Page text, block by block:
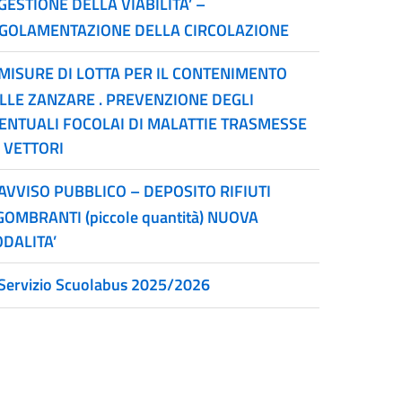
DELLA CIRCOLAZIONE
DI LOTTA PER IL CONTENIMENTO
ZANZARE . PREVENZIONE DEGLI
FOCOLAI DI MALATTIE TRASMESSE
PUBBLICO – DEPOSITO RIFIUTI
(piccole quantità) NUOVA
Scuolabus 2025/2026